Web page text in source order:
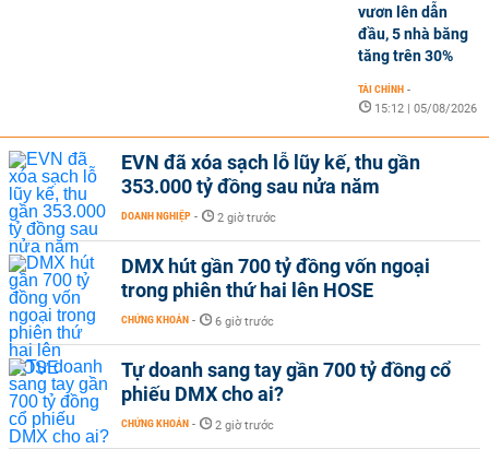
vươn lên dẫn
đầu, 5 nhà băng
tăng trên 30%
TÀI CHÍNH -
15:12 | 05/08/2026
EVN đã xóa sạch lỗ lũy kế, thu gần
353.000 tỷ đồng sau nửa năm
DOANH NGHIỆP - 2 giờ trước
DMX hút gần 700 tỷ đồng vốn ngoại
trong phiên thứ hai lên HOSE
CHỨNG KHOÁN - 6 giờ trước
Tự doanh sang tay gần 700 tỷ đồng cổ
phiếu DMX cho ai?
CHỨNG KHOÁN - 2 giờ trước